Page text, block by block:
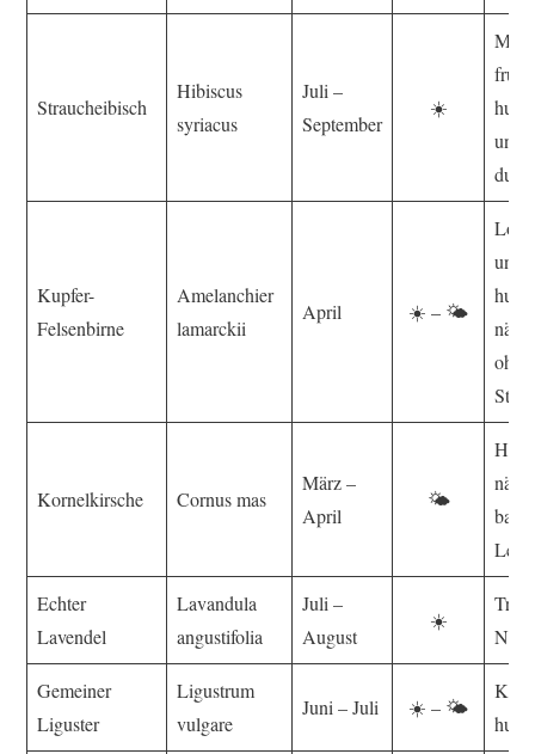
Straucheibisch
Hibiscus
syriacus
Juli –
September
☀️
und
Kupfer-
Felsenbirne
Amelanchier
lamarckii
April ☀️ – 🌤️
und
ohne
Kornelkirsche Cornus mas
März –
April
🌤️
Echter
Lavendel
Lavandula
angustifolia
Juli –
August
☀️
Gemeiner
Liguster
Ligustrum
vulgare
Juni – Juli ☀️ – 🌤️